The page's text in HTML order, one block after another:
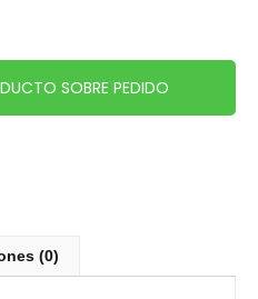
SOBRE PEDIDO
(0)